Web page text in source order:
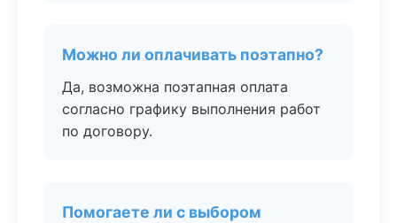
Можно ли оплачивать поэтапно?
Да, возможна поэтапная оплата
согласно графику выполнения работ
по договору.
Помогаете ли с выбором